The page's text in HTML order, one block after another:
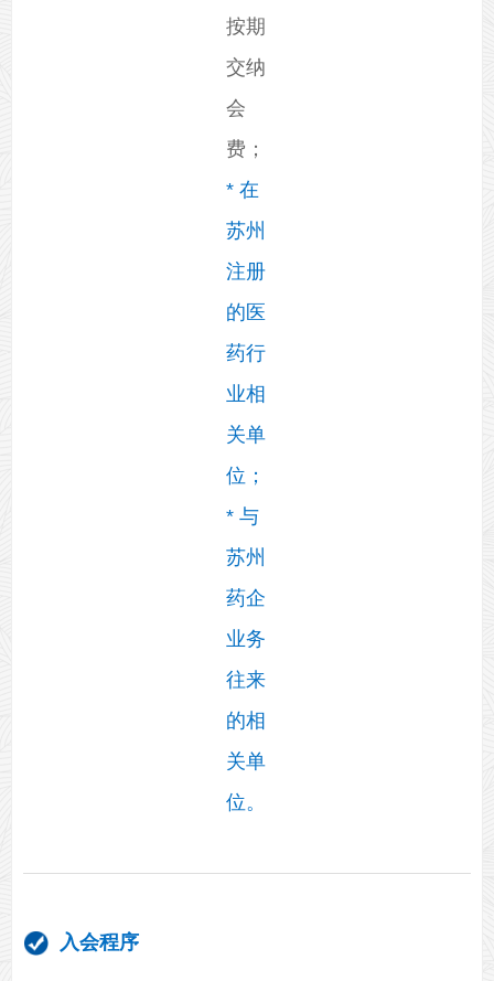
入会程序
按期
交纳
会
费；
* 在
苏州
注册
的医
药行
业相
关单
位；
* 与
苏州
药企
业务
往来
的相
关单
位。